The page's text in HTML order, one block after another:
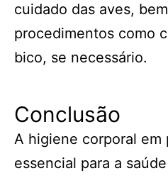
cuidado das aves,
procedimentos como
bico, se necessário.
Conclusão
A higiene corporal em
essencial para a